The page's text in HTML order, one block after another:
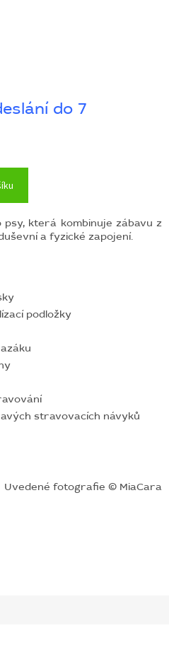
do 7
psy, která kombinuje zábavu z
a fyzické zapojení.
podložky
stravovacích návyků
Uvedené fotografie © MiaCara